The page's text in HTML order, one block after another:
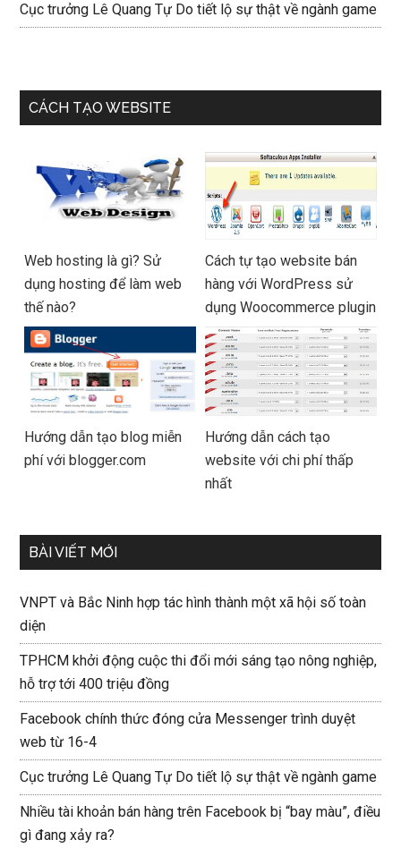
Cục trưởng Lê Quang Tự Do tiết lộ sự thật về ngành game
CÁCH TẠO WEBSITE
Web hosting là gì? Sử
dụng hosting để làm web
thế nào?
Cách tự tạo website bán
hàng với WordPress sử
dụng Woocommerce plugin
Hướng dẫn tạo blog miễn
phí với blogger.com
Hướng dẫn cách tạo
website với chi phí thấp
nhất
BÀI VIẾT MỚI
VNPT và Bắc Ninh hợp tác hình thành một xã hội số toàn
diện
TPHCM khởi động cuộc thi đổi mới sáng tạo nông nghiệp,
hỗ trợ tới 400 triệu đồng
Facebook chính thức đóng cửa Messenger trình duyệt
web từ 16-4
Cục trưởng Lê Quang Tự Do tiết lộ sự thật về ngành game
Nhiều tài khoản bán hàng trên Facebook bị “bay màu”, điều
gì đang xảy ra?